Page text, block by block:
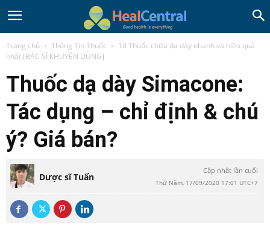
Trang chủ Thông Tin Thuốc
10 Thuốc chữa dạ dày nhanh và hiệu quả
nhất [BÁC SĨ KHUYÊN DÙNG]
Thuốc dạ dày Simacone:
Tác dụng – chỉ định & chú
ý? Giá bán?
Dược sĩ Tuấn
Cập nhật lần cuối
Thứ Năm, 17/09/2020 17:01 UTC+7